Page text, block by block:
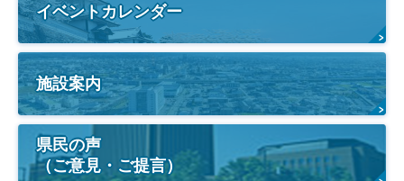
イベントカレンダー
施設案内
県民の声
（ご意見・ご提言）